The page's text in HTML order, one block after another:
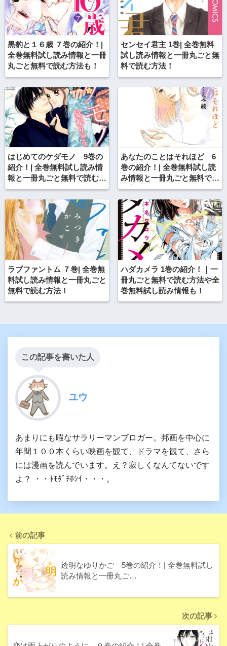
黒豹と１６歳 ７巻の紹介！|
全巻無料試し読み情報と一冊
丸ごと無料で読む方法も！
センセイ君主 1巻| 全巻無料
試し読み情報と一冊丸ごと無
料で読む方法！
はじめてのケダモノ 9巻の
紹介！| 全巻無料試し読み情
報と一冊丸ごと無料で読む方
法も！
あなたのことはそれほど 6
巻の紹介！| 全巻無料試し読
み情報と一冊丸ごと無料で読
む方法も！
ラブファントム ７巻| 全巻無
料試し読み情報と一冊丸ごと
無料で読む方法！
ハダカメラ 1巻の紹介！｜一
冊丸ごと無料で読む方法や全
巻無料試し読み情報も！
この記事を書いた人
ユウ
あまりにも暇なサラリーマンブロガー。邦画を中心に
年間１００本くらい映画を観て、ドラマを観て、さら
には漫画を読んでいます。え？寂しくなんてないです
よ？ ・・ﾄﾓﾀﾞﾁﾎｼｲ・・・。
前の記事
透明なゆりかご 5巻の紹介！| 全巻無料試し
読み情報と一冊丸ご…
次の記事